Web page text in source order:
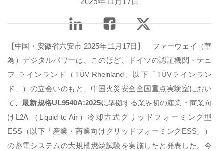
2025年11月17日
【中国・安徽省六安市 2025年11月17日】 ファーウェイ（華
為）デジタルパワーは、このほど、ドイツの認証機関・テュ
フ ラインランド（TÜV Rheinland、以下「TÜVラインラン
ド」）の立会いのもと、中国火災安全全国重点実験室におい
て、最新規格UL9540A:2025に準拠する業界初の産業・商業向
けL2A （Liquid to Air）冷却方式グリッドフォーミング型
ESS（以下「産業・商業向けグリッドフォーミングESS」）
の蓄電システムの大規模燃焼試験を実施したと発表した。今